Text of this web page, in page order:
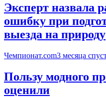
Эксперт назвала
ошибку при
выезда на природу
Чемпионат.com3 месяца
Пользу модного
оценили